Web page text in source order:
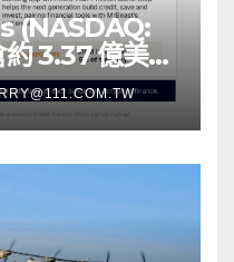
(NASDAQ:
3.37 億美
Beast
枚以太
億枚 WLD 代